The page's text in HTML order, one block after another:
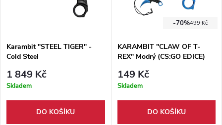
Karambit "STEEL TIGER" -
Cold Steel
1 849 Kč
Skladem
DO KOŠÍKU
499 Kč
-70%
KARAMBIT "CLAW OF T-
REX" Modrý (CS:GO EDICE)
149 Kč
Skladem
DO KOŠÍKU